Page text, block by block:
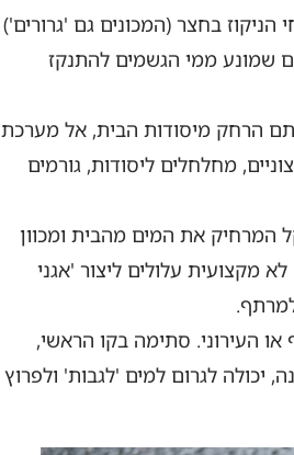
בחצר (המכונים גם 'גרורים')
שמונע ממי הגשמים להתנקז
הרחק מיסודות הבית, אל מערכת
מחלחלים ליסודות, גורמים
המרחיק את המים מהבית ומכוון
מקצועית עלולים ליצור 'אגני
העירוני. סתימה בקו הראשי,
יכולה לגרום למים 'לגבות' ולפרוץ